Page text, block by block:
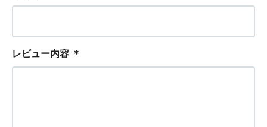
レビュー内容 ＊